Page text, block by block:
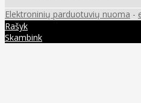
Elektroninių parduotuvių nuoma -
Rašyk
Skambink